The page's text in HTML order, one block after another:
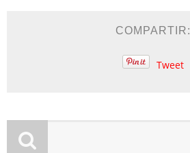
COMPARTIR:
Tweet